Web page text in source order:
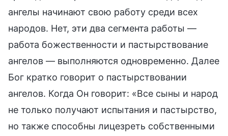
ангелы начинают свою работу среди всех
народов. Нет, эти два сегмента работы —
работа божественности и пастырствование
ангелов — выполняются одновременно. Далее
Бог кратко говорит о пастырствовании
ангелов. Когда Он говорит: «Все сыны и народ
не только получают испытания и пастырство,
но также способны лицезреть собственными